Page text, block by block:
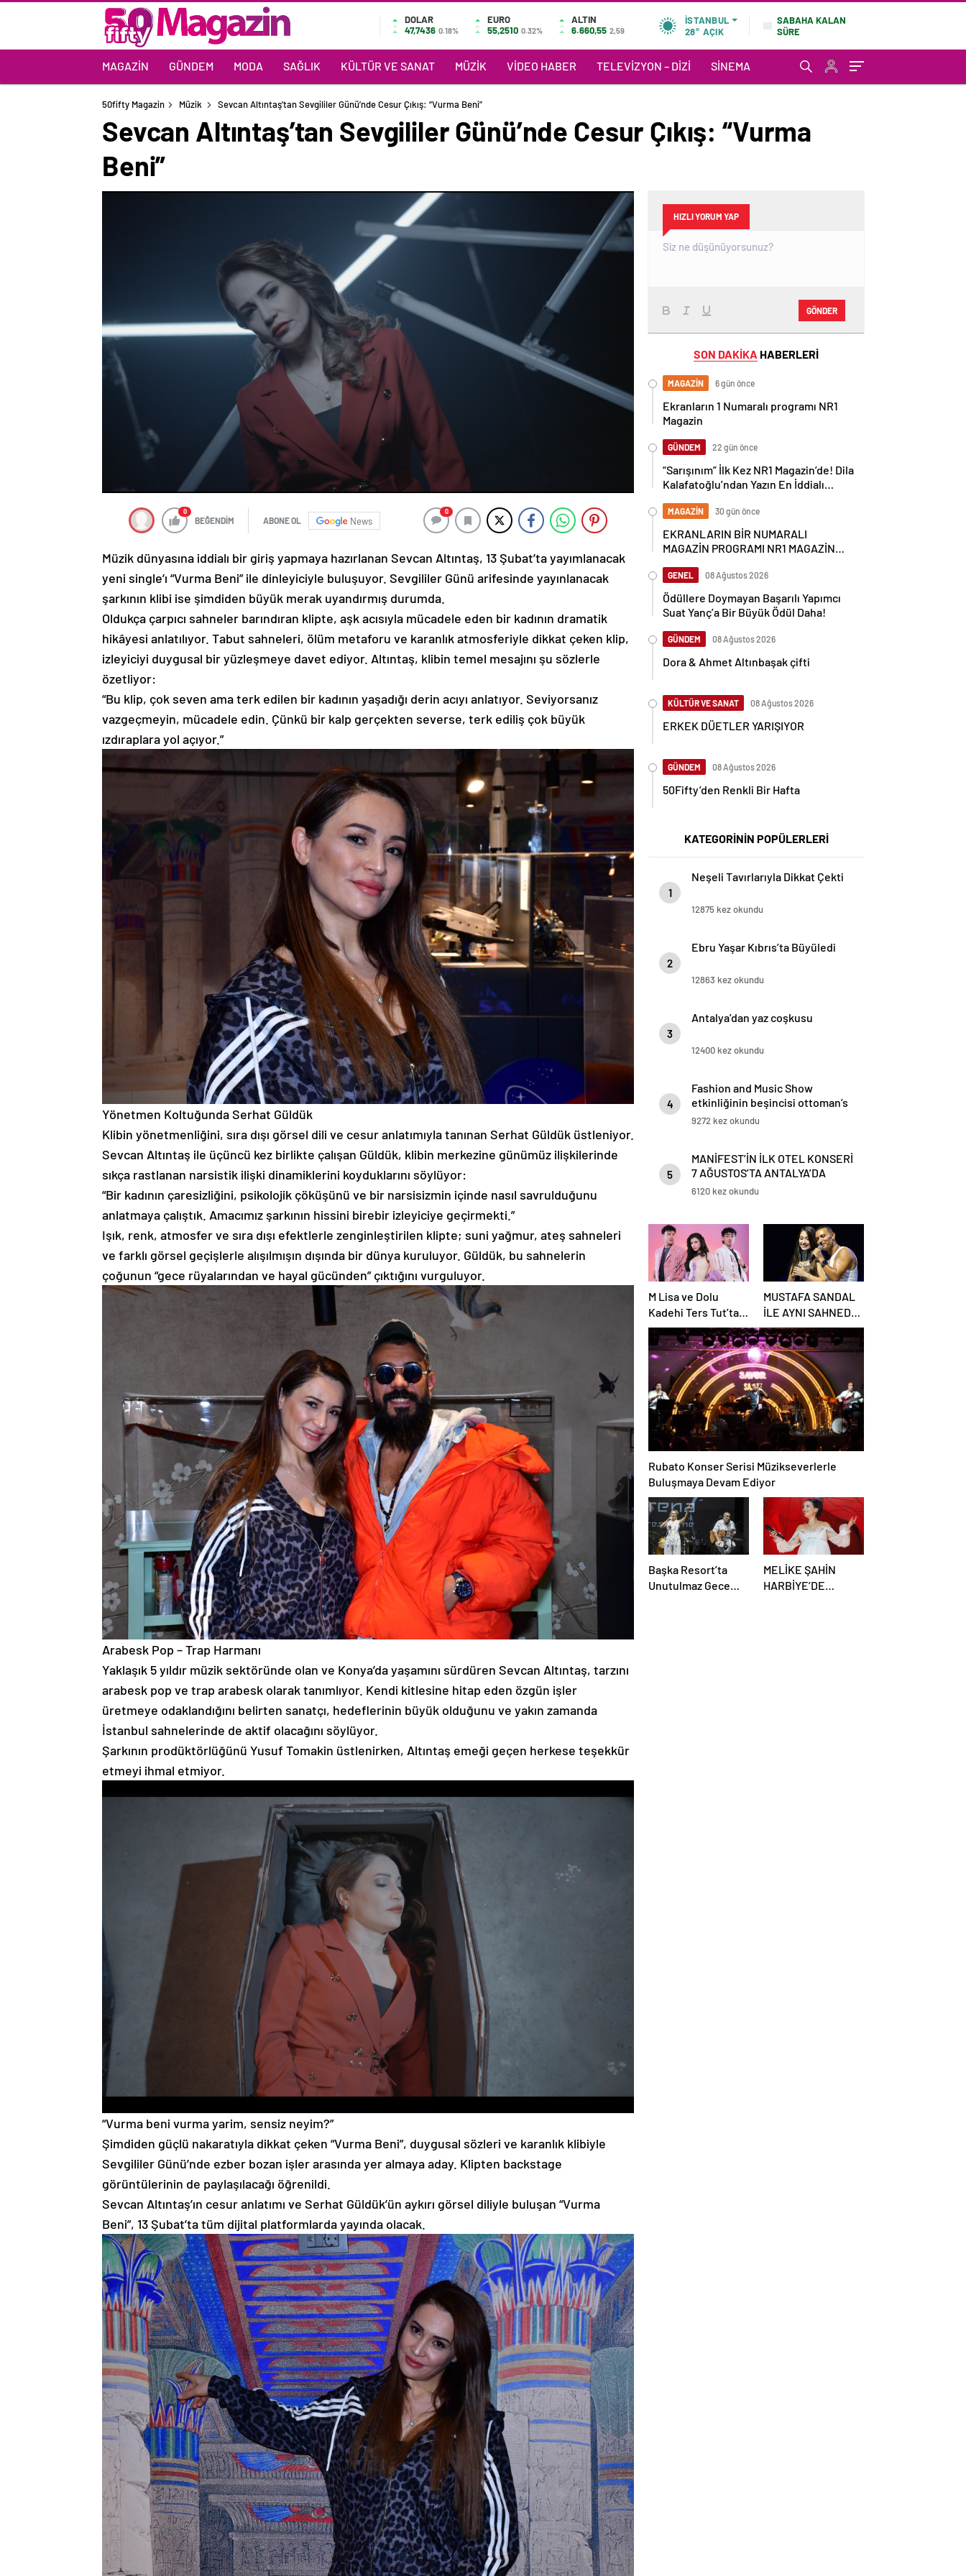
DOLAR
47,7436 0.18%
EURO
55,2510 0.32%
ALTIN
6.660,55 2,59
İSTANBUL
28° AÇIK
SABAHA KALAN
SÜRE
MAGAZIN GÜNDEM MODA SAĞLIK KÜLTÜR VE SANAT MÜZIK VIDEO HABER TELEVIZYON – DIZI SINEMA
50fifty Magazin Müzik Sevcan Altıntaş’tan Sevgililer Günü’nde Cesur Çıkış: “Vurma Beni”
Sevcan Altıntaş’tan Sevgililer Günü’nde Cesur Çıkış: “Vurma
Beni”
0
BEĞENDİM ABONE OL News
0
Müzik dünyasına iddialı bir giriş yapmaya hazırlanan Sevcan Altıntaş, 13 Şubat’ta yayımlanacak
yeni single’ı “Vurma Beni” ile dinleyiciyle buluşuyor. Sevgililer Günü arifesinde yayınlanacak
şarkının klibi ise şimdiden büyük merak uyandırmış durumda.
Oldukça çarpıcı sahneler barındıran klipte, aşk acısıyla mücadele eden bir kadının dramatik
hikâyesi anlatılıyor. Tabut sahneleri, ölüm metaforu ve karanlık atmosferiyle dikkat çeken klip,
izleyiciyi duygusal bir yüzleşmeye davet ediyor. Altıntaş, klibin temel mesajını şu sözlerle
özetliyor:
“Bu klip, çok seven ama terk edilen bir kadının yaşadığı derin acıyı anlatıyor. Seviyorsanız
vazgeçmeyin, mücadele edin. Çünkü bir kalp gerçekten severse, terk ediliş çok büyük
ızdıraplara yol açıyor.”
Yönetmen Koltuğunda Serhat Güldük
Klibin yönetmenliğini, sıra dışı görsel dili ve cesur anlatımıyla tanınan Serhat Güldük üstleniyor.
Sevcan Altıntaş ile üçüncü kez birlikte çalışan Güldük, klibin merkezine günümüz ilişkilerinde
sıkça rastlanan narsistik ilişki dinamiklerini koyduklarını söylüyor:
“Bir kadının çaresizliğini, psikolojik çöküşünü ve bir narsisizmin içinde nasıl savrulduğunu
anlatmaya çalıştık. Amacımız şarkının hissini birebir izleyiciye geçirmekti.”
Işık, renk, atmosfer ve sıra dışı efektlerle zenginleştirilen klipte; suni yağmur, ateş sahneleri
ve farklı görsel geçişlerle alışılmışın dışında bir dünya kuruluyor. Güldük, bu sahnelerin
çoğunun “gece rüyalarından ve hayal gücünden” çıktığını vurguluyor.
Arabesk Pop – Trap Harmanı
Yaklaşık 5 yıldır müzik sektöründe olan ve Konya’da yaşamını sürdüren Sevcan Altıntaş, tarzını
arabesk pop ve trap arabesk olarak tanımlıyor. Kendi kitlesine hitap eden özgün işler
üretmeye odaklandığını belirten sanatçı, hedeflerinin büyük olduğunu ve yakın zamanda
İstanbul sahnelerinde de aktif olacağını söylüyor.
Şarkının prodüktörlüğünü Yusuf Tomakin üstlenirken, Altıntaş emeği geçen herkese teşekkür
etmeyi ihmal etmiyor.
“Vurma beni vurma yarim, sensiz neyim?”
Şimdiden güçlü nakaratıyla dikkat çeken “Vurma Beni”, duygusal sözleri ve karanlık klibiyle
Sevgililer Günü’nde ezber bozan işler arasında yer almaya aday. Klipten backstage
görüntülerinin de paylaşılacağı öğrenildi.
Sevcan Altıntaş’ın cesur anlatımı ve Serhat Güldük’ün aykırı görsel diliyle buluşan “Vurma
Beni”, 13 Şubat’ta tüm dijital platformlarda yayında olacak.
HIZLI YORUM YAP
GÖNDER
SON DAKİKA HABERLERİ
MAGAZİN 6 gün önce
Ekranların 1 Numaralı programı NR1
Magazin
GÜNDEM 22 gün önce
“Sarışınım” İlk Kez NR1 Magazin’de! Dila
Kalafatoğlu’ndan Yazın En İddialı
MAGAZİN 30 gün önce
EKRANLARIN BİR NUMARALI
MAGAZİN PROGRAMI NR1 MAGAZİN
GENEL 08 Ağustos 2026
Ödüllere Doymayan Başarılı Yapımcı
Suat Yanç’a Bir Büyük Ödül Daha!
GÜNDEM 08 Ağustos 2026
Dora & Ahmet Altınbaşak çifti
KÜLTÜR VE SANAT 08 Ağustos 2026
ERKEK DÜETLER YARIŞIYOR
GÜNDEM 08 Ağustos 2026
50Fifty’den Renkli Bir Hafta
KATEGORİNİN POPÜLERLERİ
1
Neşeli Tavırlarıyla Dikkat Çekti
12875 kez okundu
2
Ebru Yaşar Kıbrıs’ta Büyüledi
12863 kez okundu
3
Antalya’dan yaz coşkusu
12400 kez okundu
4
Fashion and Music Show
etkinliğinin beşincisi ottoman’s
lıfe hotel deluxe’de gerçekleşti.
9272 kez okundu
5
MANİFEST’İN İLK OTEL KONSERİ
7 AĞUSTOS’TA ANTALYA’DA
6120 kez okundu
M Lisa ve Dolu
Kadehi Ters Tut’tan
Yeni İş Birliği:
“Vişne”
MUSTAFA SANDAL
İLE AYNI SAHNEDE
PARLADI: AFRA’YA
HARBİYE’DE BÜYÜK
ALKIŞ
Rubato Konser Serisi Müzikseverlerle
Buluşmaya Devam Ediyor
Başka Resort’ta
Unutulmaz Gece
MELİKE ŞAHİN
HARBİYE’DE